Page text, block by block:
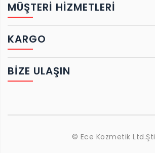
MÜŞTERİ HİZMETLERİ
KARGO
BIZE ULAŞIN
© Ece Kozmetik Ltd.Şti